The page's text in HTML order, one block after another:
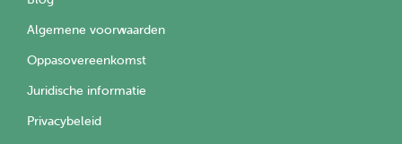
Algemene voorwaarden
Oppasovereenkomst
Juridische informatie
Privacybeleid